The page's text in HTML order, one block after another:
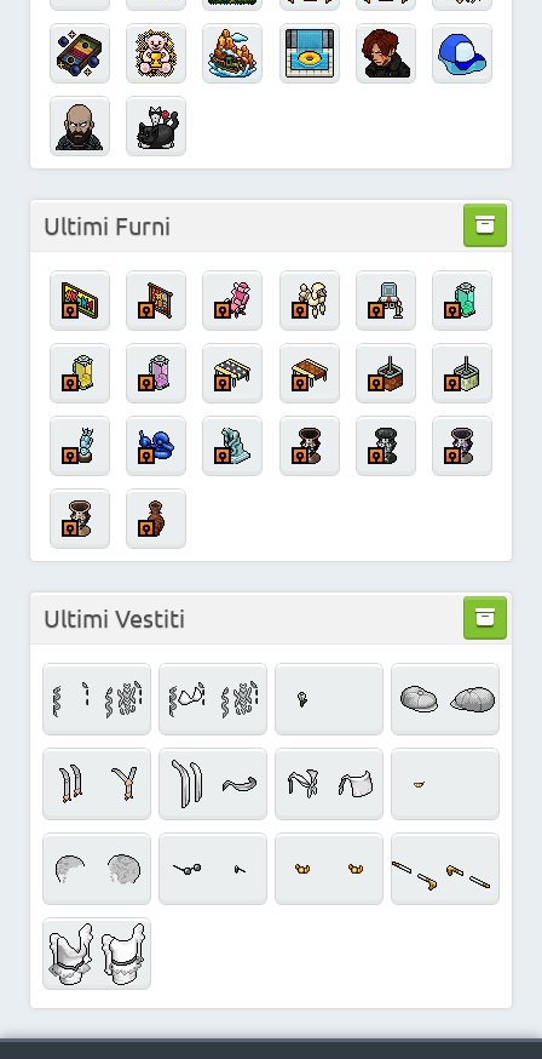
Ultimi Furni
Ultimi Vestiti